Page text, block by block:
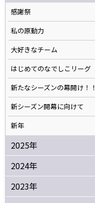
感謝祭
私の原動力
大好きなチーム
はじめてのなでしこリーグ
新たなシーズンの幕開け！！
新シーズン開幕に向けて
新年
2025年
2024年
2023年